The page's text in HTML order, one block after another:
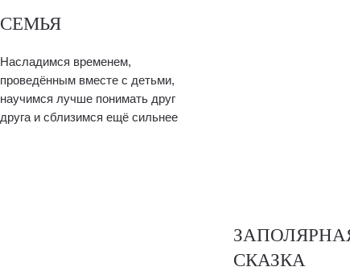
СЕМЬЯ
Насладимся временем,
проведённым вместе с детьми,
научимся лучше понимать друг
друга и сблизимся ещё сильнее
СКАЗКА